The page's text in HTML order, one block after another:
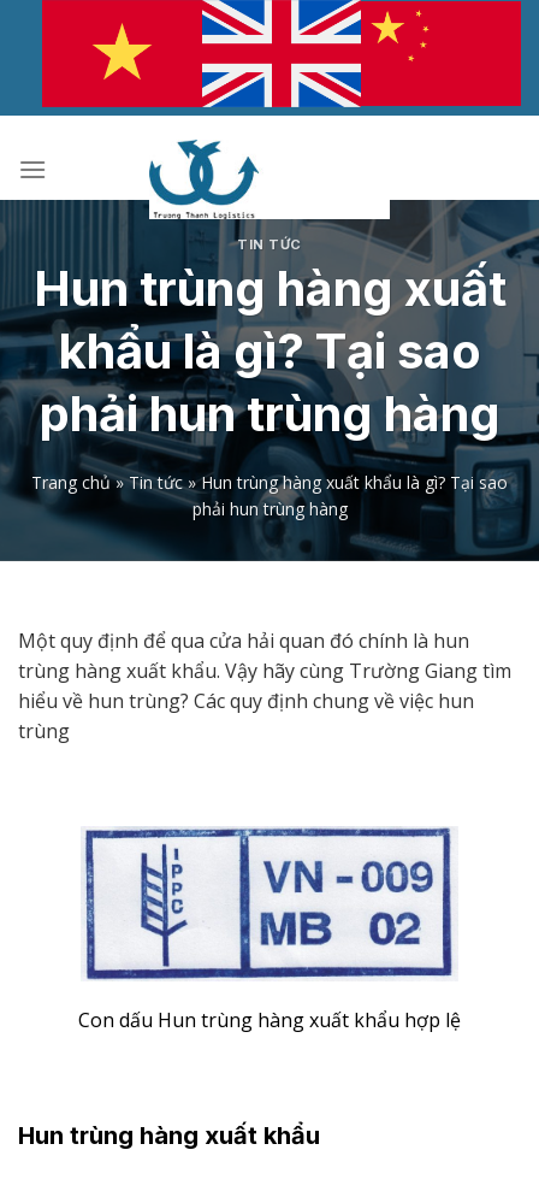
dung
TIN TỨC
Hun trùng hàng xuất
khẩu là gì? Tại sao
phải hun trùng hàng
Trang chủ»Tin tức»Hun trùng hàng xuất khẩu là gì? Tại sao
phải hun trùng hàng
Một quy định để qua cửa hải quan đó chính là hun
trùng hàng xuất khẩu. Vậy hãy cùng Trường Giang tìm
hiểu về hun trùng? Các quy định chung về việc hun
trùng
Con dấu Hun trùng hàng xuất khẩu hợp lệ
Hun trùng hàng xuất khẩu